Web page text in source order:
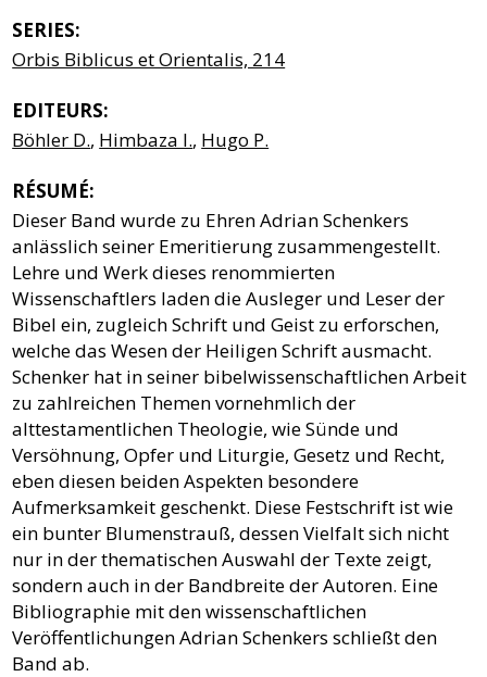
SERIES:
Orbis Biblicus et Orientalis, 214
EDITEURS:
Böhler D., Himbaza I., Hugo P.
RÉSUMÉ:
Dieser Band wurde zu Ehren Adrian Schenkers
anlässlich seiner Emeritierung zusammengestellt.
Lehre und Werk dieses renommierten
Wissenschaftlers laden die Ausleger und Leser der
Bibel ein, zugleich Schrift und Geist zu erforschen,
welche das Wesen der Heiligen Schrift ausmacht.
Schenker hat in seiner bibelwissenschaftlichen Arbeit
zu zahlreichen Themen vornehmlich der
alttestamentlichen Theologie, wie Sünde und
Versöhnung, Opfer und Liturgie, Gesetz und Recht,
eben diesen beiden Aspekten besondere
Aufmerksamkeit geschenkt. Diese Festschrift ist wie
ein bunter Blumenstrauß, dessen Vielfalt sich nicht
nur in der thematischen Auswahl der Texte zeigt,
sondern auch in der Bandbreite der Autoren. Eine
Bibliographie mit den wissenschaftlichen
Veröffentlichungen Adrian Schenkers schließt den
Band ab.